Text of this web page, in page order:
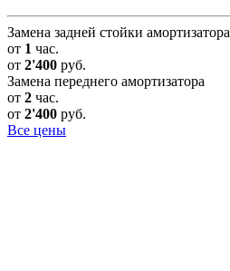
Замена задней стойки амортизатора
от 1 час.
от 2'400 руб.
Замена переднего амортизатора
от 2 час.
от 2'400 руб.
Все цены